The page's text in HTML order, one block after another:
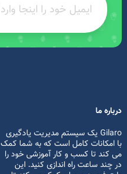
درباره ما
Gilaro یک سیستم مدیریت یادگیری
با امکانات کامل است که به شما کمک
می کند تا کسب و کار آموزشی خود را
در چند ساعت راه اندازی کنید. این